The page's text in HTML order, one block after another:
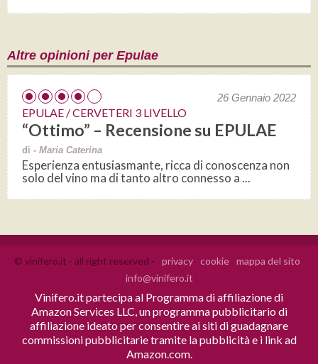
Altre opinioni per Epulae
EPULAE / CERVETERI 3 LIVELLO
“Ottimo” – Recensione su EPULAE
di - Maria Caterina
26 Gennaio 2022
Esperienza entusiasmante, ricca di conoscenza non
solo del vino ma di tanto altro connesso a ...
© vinifero.it - all right reserved - privacy cookie mappa del sito
info@vinifero.it
Vinifero.it partecipa al Programma di affiliazione di
Amazon Services LLC, un programma pubblicitario di
affiliazione ideato per consentire ai siti di guadagnare
commissioni pubblicitarie tramite la pubblicità e i link ad
Amazon.com.